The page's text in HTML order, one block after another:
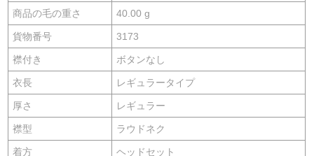
商品の毛の重さ 40.00 g
貨物番号 3173
襟付き ボタンなし
衣長 レギュラータイプ
厚さ レギュラー
襟型 ラウドネク
着方 ヘッドセット